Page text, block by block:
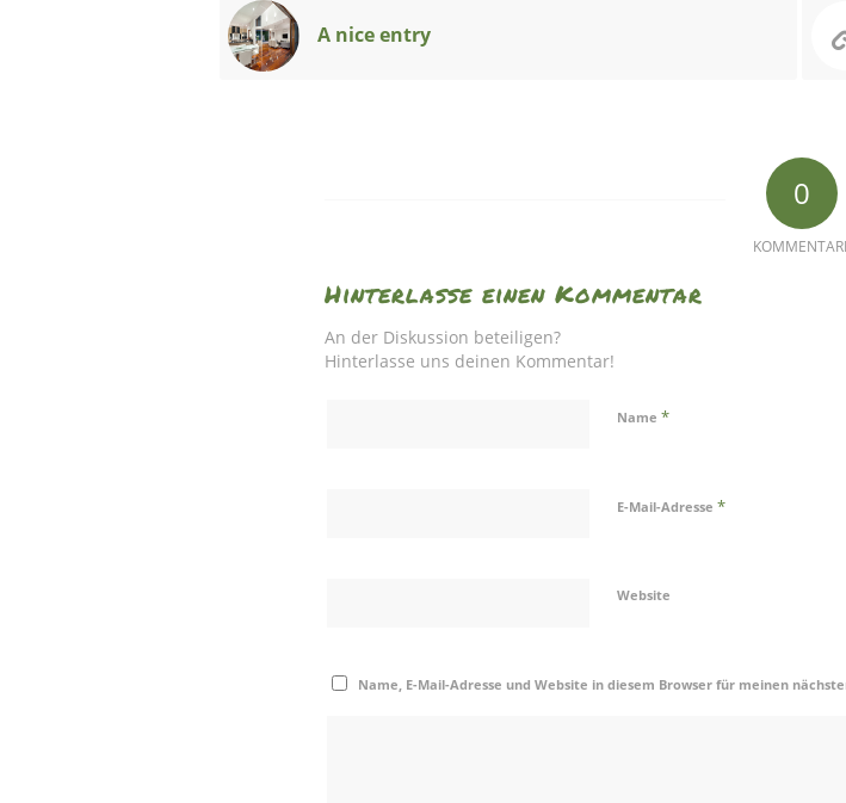
A nice entry
0
Hinterlasse einen Kommentar
An der Diskussion beteiligen?
Hinterlasse uns deinen Kommentar!
Name *
E-Mail-Adresse *
Website
Name, E-Mail-Adresse und Website in diesem Browser für meinen